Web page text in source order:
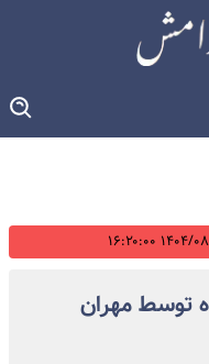
۲۶ ۱۶:۲۰:۰۰
توسط مهران